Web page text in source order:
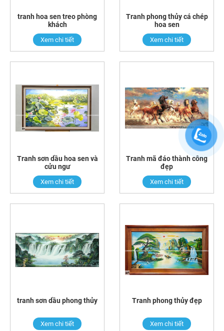
tranh hoa sen treo phòng
khách
Xem chi tiết
Tranh phong thủy cá chép
hoa sen
Xem chi tiết
Tranh sơn dầu hoa sen và
cửu ngư
Xem chi tiết
Tranh mã đáo thành công
đẹp
Xem chi tiết
tranh sơn dầu phong thủy
Xem chi tiết
Tranh phong thủy đẹp
Xem chi tiết